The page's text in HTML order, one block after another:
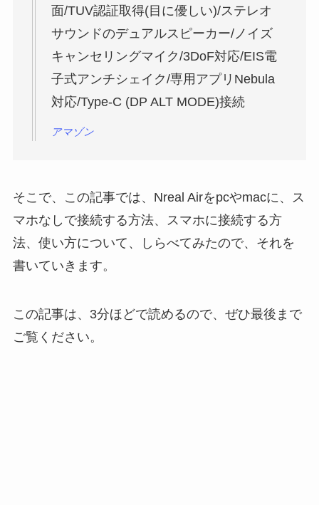
面/TUV認証取得(目に優しい)/ステレオ
サウンドのデュアルスピーカー/ノイズ
キャンセリングマイク/3DoF対応/EIS電
子式アンチシェイク/専用アプリNebula
対応/Type-C (DP ALT MODE)接続
アマゾン
そこで、この記事では、Nreal Airをpcやmacに、ス
マホなしで接続する方法、スマホに接続する方
法、使い方について、しらべてみたので、それを
書いていきます。
この記事は、3分ほどで読めるので、ぜひ最後まで
ご覧ください。